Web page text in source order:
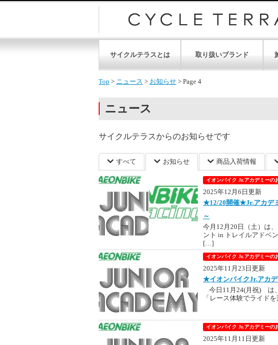
サイクルテラスとは 取り扱いブランド
Top > ニュース > お知らせ > Page 4
ニュース
サイクルテラスからのお知らせです
すべて お知らせ 商品入荷情報
イオンバイク Jr.アカデミーの
2025年12月6日更新
★12/20開催★Jr.アカデ
～
今月12月20日（土）は
ント in トレイルアドベ
[…]
イオンバイク Jr.アカデミーの
2025年11月23日更新
★イオンバイクJr.アカ
今日11月24(月祝) は
「レース体験でライ
イオンバイク Jr.アカデミーの
2025年11月11日更新